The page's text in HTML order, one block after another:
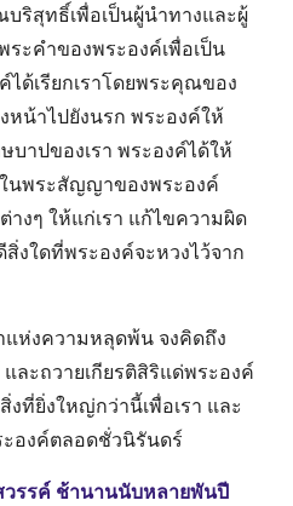
ริสุทธิ์เพื่อเป็นผู้นำทางและผู้
ระคำของพระองค์เพื่อเป็น
ได้เรียกเราโดยพระคุณของ
หน้าไปยังนรก พระองค์ให้
บาปของเรา พระองค์ได้ให้
ในพระสัญญาของพระองค์
างๆ ให้แก่เรา แก้ไขความผิด
งใดที่พระองค์จะหวงไว้จาก
แห่งความหลุดพ้น จงคิดถึง
ละถวายเกียรติสิริแด่พระองค์
ที่ยิ่งใหญ่กว่านี้เพื่อเรา และ
ะองค์ตลอดชั่วนิรันดร์
วรรค์ ช้านานนับหลายพันปี